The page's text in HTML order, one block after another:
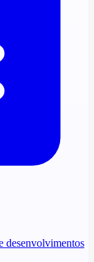
desenvolvimentos